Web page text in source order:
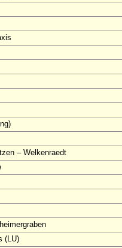
– Welkenraedt
(LU)